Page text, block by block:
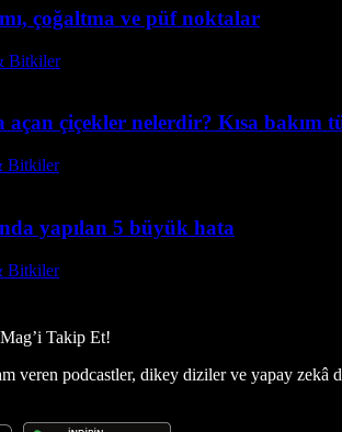
çoğaltma ve püf noktalar
Bitkiler
açan çiçekler nelerdir? Kısa bakım
Bitkiler
yapılan 5 büyük hata
Bitkiler
Takip Et!
veren podcastler, dikey diziler ve yapay zekâ